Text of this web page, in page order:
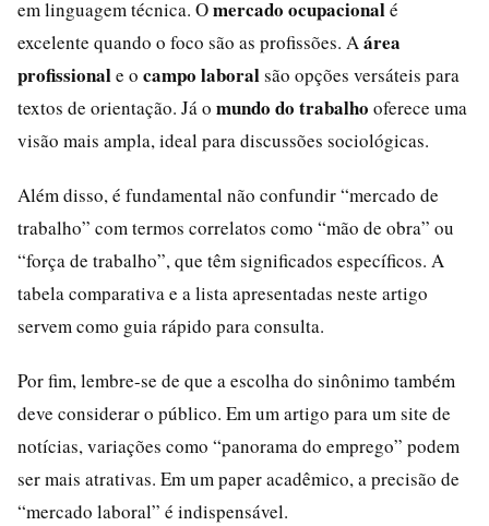
em linguagem técnica. Omercado ocupacionalé
excelente quando o foco são as profissões. A área
profissionale o campo laboralsão opções versáteis para
textos de orientação. Já o mundo do trabalho oferece uma
visão mais ampla, ideal para discussões sociológicas.
Além disso, é fundamental não confundir “mercado de
trabalho” com termos correlatos como “mão de obra” ou
“força de trabalho”, que têm significados específicos. A
tabela comparativa e a lista apresentadas neste artigo
servem como guia rápido para consulta.
Por fim, lembre-se de que a escolha do sinônimo também
deve considerar o público. Em um artigo para um site de
notícias, variações como “panorama do emprego” podem
ser mais atrativas. Em um paper acadêmico, a precisão de
“mercado laboral” é indispensável.